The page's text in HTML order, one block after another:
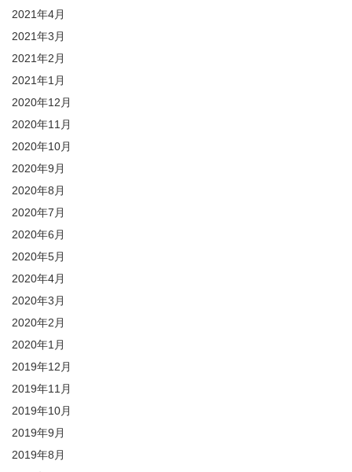
2021年4月
2021年3月
2021年2月
2021年1月
2020年12月
2020年11月
2020年10月
2020年9月
2020年8月
2020年7月
2020年6月
2020年5月
2020年4月
2020年3月
2020年2月
2020年1月
2019年12月
2019年11月
2019年10月
2019年9月
2019年8月